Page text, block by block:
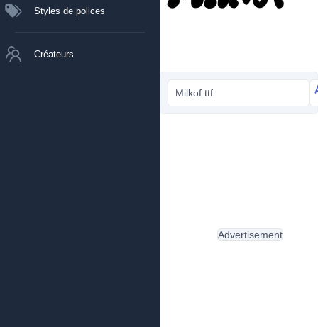
Styles de polices
Créateurs
Milkof.ttf
Advertisement